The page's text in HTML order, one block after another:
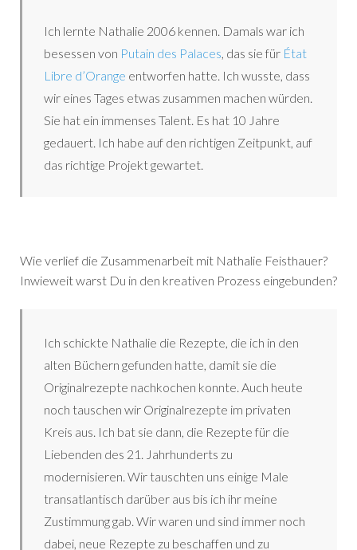
Ich lernte Nathalie 2006 kennen. Damals war ich
besessen von Putain des Palaces, das sie für État
Libre d’Orange entworfen hatte. Ich wusste, dass
wir eines Tages etwas zusammen machen würden.
Sie hat ein immenses Talent. Es hat 10 Jahre
gedauert. Ich habe auf den richtigen Zeitpunkt, auf
das richtige Projekt gewartet.
Wie verlief die Zusammenarbeit mit Nathalie Feisthauer?
Inwieweit warst Du in den kreativen Prozess eingebunden?
Ich schickte Nathalie die Rezepte, die ich in den
alten Büchern gefunden hatte, damit sie die
Originalrezepte nachkochen konnte. Auch heute
noch tauschen wir Originalrezepte im privaten
Kreis aus. Ich bat sie dann, die Rezepte für die
Liebenden des 21. Jahrhunderts zu
modernisieren. Wir tauschten uns einige Male
transatlantisch darüber aus bis ich ihr meine
Zustimmung gab. Wir waren und sind immer noch
dabei, neue Rezepte zu beschaffen und zu